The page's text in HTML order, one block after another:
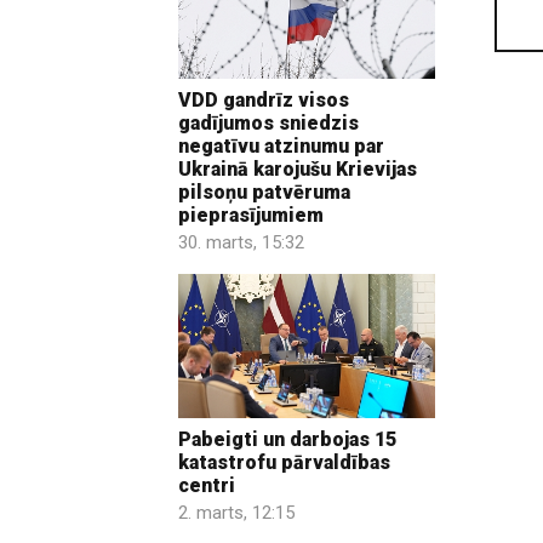
VDD gandrīz visos
gadījumos sniedzis
negatīvu atzinumu par
Ukrainā karojušu Krievijas
pilsoņu patvēruma
pieprasījumiem
30. marts, 15:32
Pabeigti un darbojas 15
katastrofu pārvaldības
centri
2. marts, 12:15